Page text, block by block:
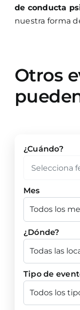
de conducta
nuestra forma
Otros
¿Cuándo?
Mes
¿Dónde?
Tipo de